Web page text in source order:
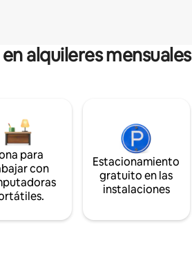
alquileres mensuales
para
con
Estacionamiento
gratuito en las
instalaciones